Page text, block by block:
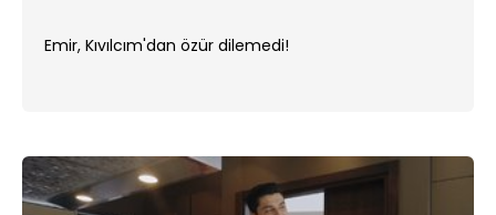
Emir, Kıvılcım'dan özür dilemedi!